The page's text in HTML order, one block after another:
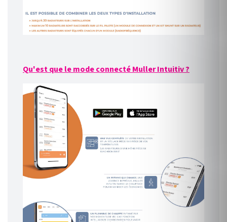
Qu'est que le mode connecté Muller Intuitiv ?